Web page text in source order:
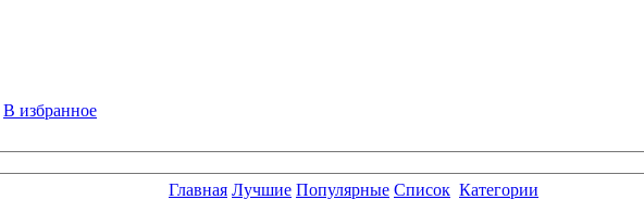
В избранное
Главная Лучшие Популярные Список Категории